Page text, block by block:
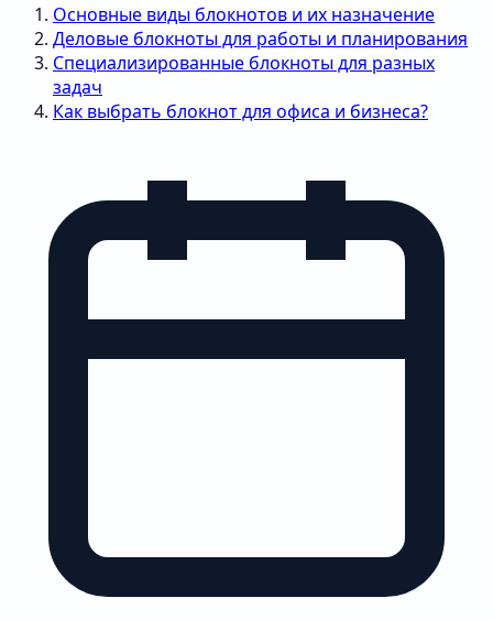
Основные виды блокнотов и их назначение
Деловые блокноты для работы и планирования
Специализированные блокноты для разных
задач
Как выбрать блокнот для офиса и бизнеса?